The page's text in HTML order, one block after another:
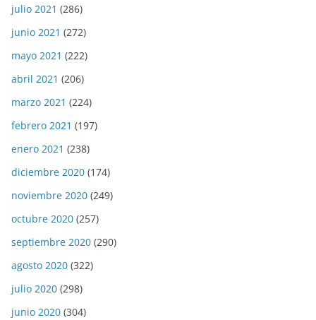
julio 2021 (286)
junio 2021 (272)
mayo 2021 (222)
abril 2021 (206)
marzo 2021 (224)
febrero 2021 (197)
enero 2021 (238)
diciembre 2020 (174)
noviembre 2020 (249)
octubre 2020 (257)
septiembre 2020 (290)
agosto 2020 (322)
julio 2020 (298)
junio 2020 (304)